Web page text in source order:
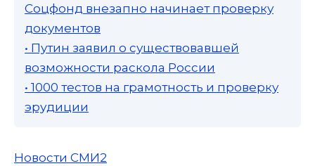
Соцфонд внезапно начинает проверку
документов
• Путин заявил о существовавшей
возможности раскола России
• 1000 тестов на грамотность и проверку
эрудиции
Новости СМИ2